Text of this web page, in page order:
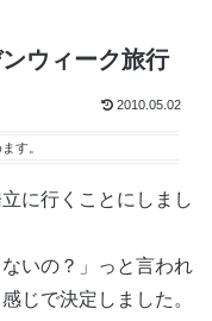
ウィーク旅行
2010.05.02
す。
に行くことにしまし
いの？」っと言われ
じで決定しました。